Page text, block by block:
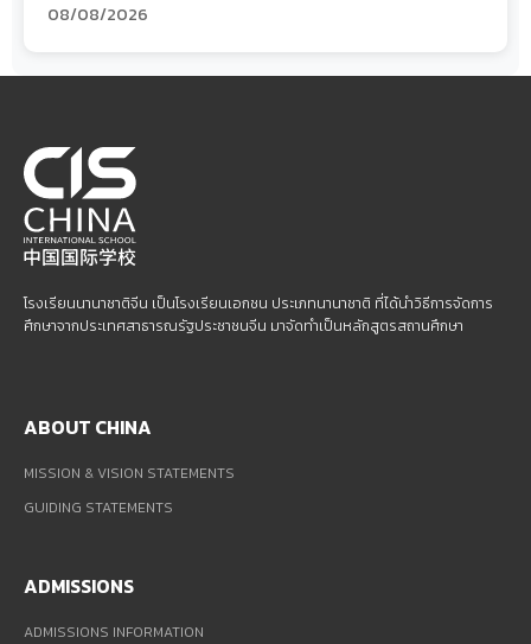
08/08/2026
โรงเรียนนานาชาติจีน เป็นโรงเรียนเอกชน ประเภทนานาชาติ ที่ได้นำวิธีการจัดการ
ศึกษาจากประเทศสาธารณรัฐประชาชนจีน มาจัดทำเป็นหลักสูตรสถานศึกษา
ABOUT CHINA
MISSION & VISION STATEMENTS
GUIDING STATEMENTS
ADMISSIONS
ADMISSIONS INFORMATION